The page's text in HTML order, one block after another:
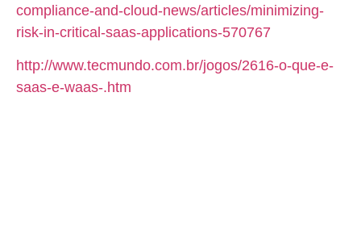
compliance-and-cloud-news/articles/minimizing-
risk-in-critical-saas-applications-570767
http://www.tecmundo.com.br/jogos/2616-o-que-e-
saas-e-waas-.htm